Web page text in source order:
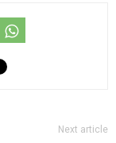
Next article